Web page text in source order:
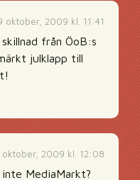
oktober, 2009 kl. 11:41
från ÖoB:s
julklapp till
oktober, 2009 kl. 12:08
MediaMarkt?